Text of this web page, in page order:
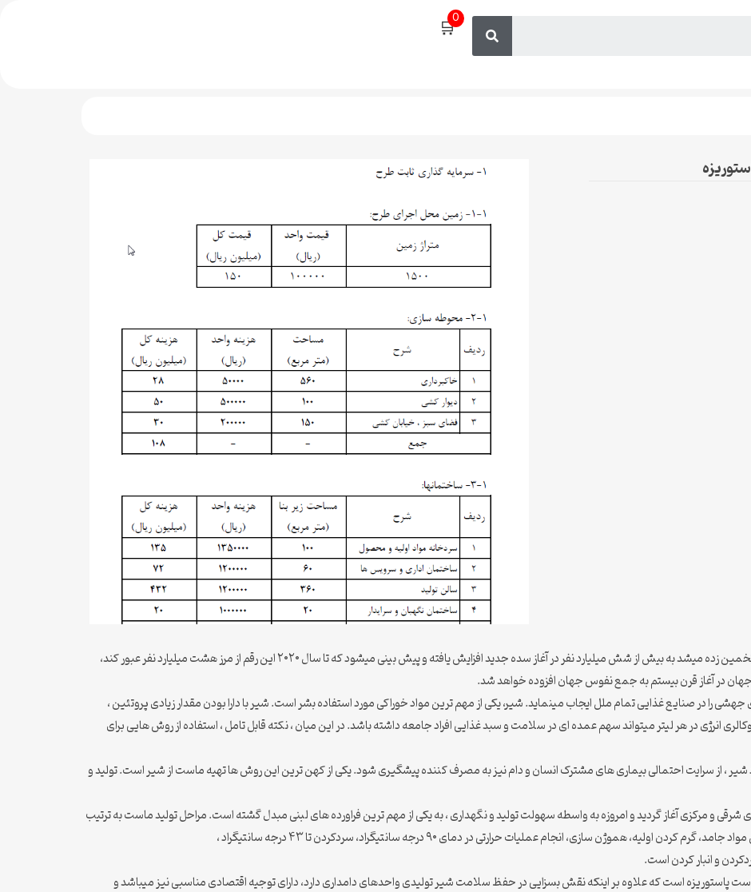
🛒0
جمعیت جهان که در آغاز قرن پیش حدود دو میلیارد نفر تخمین زده میشد به بیش از شش میلیارد نفر در آغاز سده جدید افزایش یافته و پیش بینی میشود که تا سال ۲۰۲۰ این رقم از مرز هشت میلیارد نفر عبور کند،
در آغاز قرن بیستم به جمع نفوس جهان افزوده خواهد شد.
را در صنایع غذایی تمام ملل ایجاب مینماید. شیر، یکی از مهم ترین مواد خوراکی مورد استفاده بشر است. شیر با دارا بودن مقدار زیادی پروتئین ،
، کلسیم ، سایر مواد معدنی و نیز حدود ۷۵۰ کیلوکالری انرژی در هر لیتر میتواند سهم عمده ای در سلامت و سبد غذایی افراد جامعه داشته باشد. در این میان ، نکته قابل تامل ، استفاده از روش هایی برای
، از سرایت احتمالی بیماری های مشترک انسان و دام نیز به مصرف کننده پیشگیری شود. یکی از کهن ترین این روش ها تهیه ماست از شیر است. تولید و
شرقی و مرکزی آغاز گردید و امروزه به واسطه سهولت تولید و نگهداری ، به یکی از مهم ترین فراورده های لبنی مبدل گشته است. مراحل تولید ماست به ترتیب
هموژن سازی، انجام عملیات حرارتی در دمای ۹۰ درجه سانتیگراد، سردکردن تا ۴۳ درجه سانتیگراد ،
و انبار کردن است.
پاستوریزه است که علاوه بر اینکه نقش بسزایی در حفظ سلامت شیر تولیدی واحدهای دامداری دارد، دارای توجیه اقتصادی مناسبی نیز میباشد و